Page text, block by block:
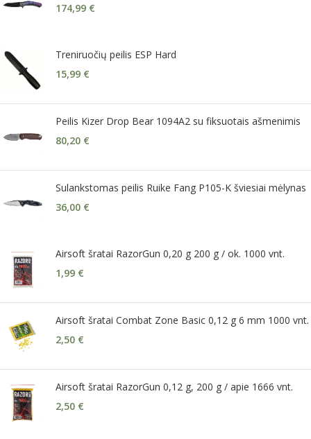
174,99 €
Treniruočių peilis ESP Hard
15,99 €
Peilis Kizer Drop Bear 1094A2 su fiksuotais ašmenimis
80,20 €
Sulankstomas peilis Ruike Fang P105-K šviesiai mėlynas
36,00 €
Airsoft šratai RazorGun 0,20 g 200 g / ok. 1000 vnt.
1,99 €
Airsoft šratai Combat Zone Basic 0,12 g 6 mm 1000 vnt.
2,50 €
Airsoft šratai RazorGun 0,12 g, 200 g / apie 1666 vnt.
2,50 €